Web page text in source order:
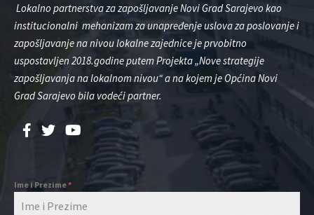
Lokalno partnerstva za zapošljavanje Novi Grad Sarajevo kao
institucionalni mehanizam za unapređenje uslova za poslovanje i
zapošljavanje na nivou lokalne zajednice je prvobitno
uspostavljen 2018.godine putem Projekta „Nove strategije
zapošljavanja na lokalnom nivou“ a na kojem je Općina Novi
Grad Sarajevo bila vodeći partner.
Ime i Prezime*